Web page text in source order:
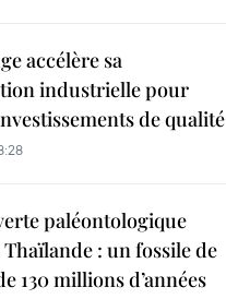
accélère sa
industrielle pour
de qualité
paléontologique
: un fossile de
130 millions d’années